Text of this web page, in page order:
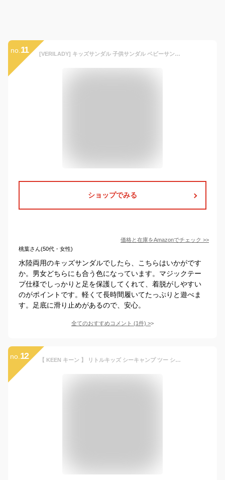
no. 11 [VERILADY] キッズサンダル 子供サンダル ベビーサンダル 軽量 滑りにくい 履きやすい マジックテープ 透気 柔らかい 水陸両用 キッズシューズ ベビーシューズス ポーツ 子供靴 おしゃれ 男の子 女の子 春夏秋(ブラウン)
ショップでみる
価格と在庫をAmazonでチェック >>
桃葉さん(50代・女性)
水陸両用のキッズサンダルでしたら、こちらはいかがです
か。男女どちらにも合う色になっています。マジックテー
プ仕様でしっかりと足を保護してくれて、着脱がしやすい
のがポイントです。軽くて長時間履いてたっぷりと遊べま
す。足底に滑り止めがあるので、安心。
全てのおすすめコメント (1件) >
no. 12 【 KEEN キーン 】 リトルキッズ シーキャンプ ツー シーエヌエックス サンダル SEACAMP 2 CNX / keen キッズ ジュニア サンダル スニーカー 水陸両用 スニーカー 男の子 女の子 川遊び 海 キャンプ アウトドア 2026SUMMER